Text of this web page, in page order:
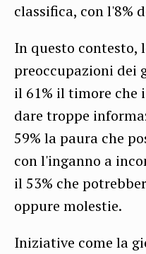
classifica, con l'8%
In questo contesto,
preoccupazioni dei
il 61% il timore che
dare troppe
59% la paura che
con l'inganno a
il 53% che
oppure molestie.
Iniziative come la